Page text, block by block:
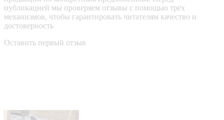
публикацией мы проверяем отзывы с помощью трёх
механизмов, чтобы гарантировать читателям качество и
достоверность
Оставить первый отзыв